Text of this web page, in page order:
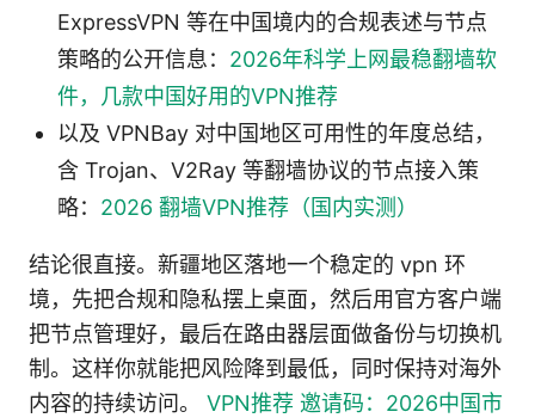
ExpressVPN 等在中国境内的合规表述与节点
策略的公开信息： 2026年科学上网最稳翻墙软
件，几款中国好用的VPN推荐
以及 VPNBay 对中国地区可用性的年度总结，
含 Trojan、V2Ray 等翻墙协议的节点接入策
略： 2026 翻墙VPN推荐（国内实测）
结论很直接。新疆地区落地一个稳定的 vpn 环
境，先把合规和隐私摆上桌面，然后用官方客户端
把节点管理好，最后在路由器层面做备份与切换机
制。这样你就能把风险降到最低，同时保持对海外
内容的持续访问。 VPN推荐 邀请码：2026中国市